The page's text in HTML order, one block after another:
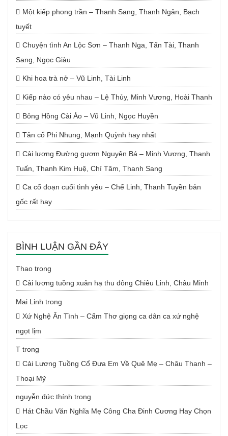
Một kiếp phong trần – Thanh Sang, Thanh Ngân, Bạch
tuyết
Chuyện tình An Lộc Sơn – Thanh Nga, Tấn Tài, Thanh
Sang, Ngọc Giàu
Khi hoa trà nở – Vũ Linh, Tài Linh
Kiếp nào có yêu nhau – Lệ Thủy, Minh Vương, Hoài Thanh
Bông Hồng Cài Áo – Vũ Linh, Ngọc Huyền
Tân cổ Phi Nhung, Mạnh Quỳnh hay nhất
Cải lương Đường gươm Nguyên Bá – Minh Vương, Thanh
Tuấn, Thanh Kim Huệ, Chí Tâm, Thanh Sang
Ca cổ đoạn cuối tình yêu – Chế Linh, Thanh Tuyền bản
gốc rất hay
BÌNH LUẬN GẦN ĐÂY
Thao trong
Cải lương tuồng xuân hạ thu đông Chiêu Linh, Châu Minh
Mai Linh trong
Xứ Nghệ Ân Tình – Cẩm Thơ giọng ca dân ca xứ nghệ
ngọt lịm
T trong
Cải Lương Tuồng Cổ Đưa Em Về Quê Mẹ – Châu Thanh –
Thoại Mỹ
nguyễn đức thính trong
Hát Chầu Văn Nghĩa Mẹ Công Cha Đinh Cương Hay Chọn
Lọc